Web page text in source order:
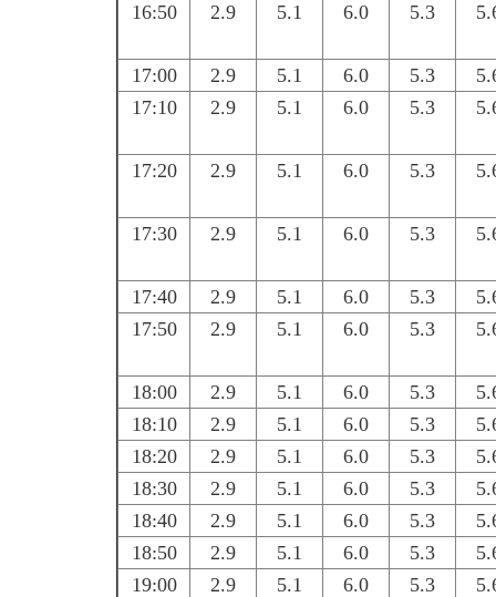
16:50 2.9 5.1 6.0 5.3
17:00 2.9 5.1 6.0 5.3
17:10
2.9 5.1 6.0 5.3
17:20 2.9 5.1 6.0 5.3
17:30 2.9 5.1 6.0 5.3
17:40 2.9 5.1 6.0 5.3
17:50
2.9 5.1 6.0 5.3
18:00 2.9 5.1 6.0 5.3
18:10
2.9 5.1 6.0 5.3
18:20
2.9 5.1 6.0 5.3
18:30
2.9 5.1 6.0 5.3
18:40
2.9 5.1 6.0 5.3
18:50
2.9 5.1 6.0 5.3
19:00
2.9 5.1 6.0 5.3